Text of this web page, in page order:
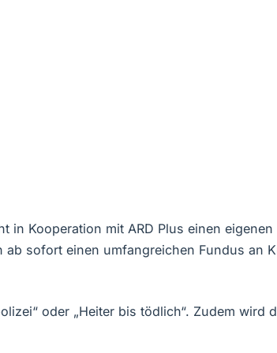
Kooperation mit ARD Plus einen
ab sofort einen umfangreichen Fundus an
oder „Heiter bis tödlich“. Zudem wird